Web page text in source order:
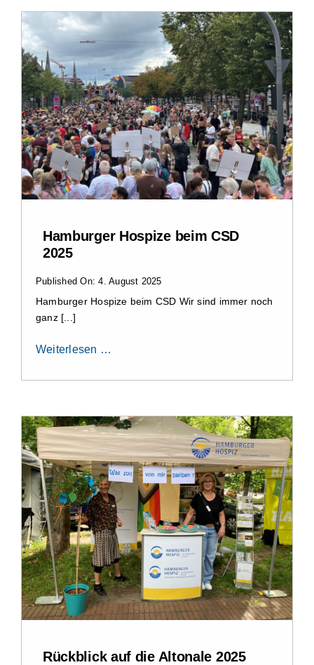
Hamburger Hospize beim CSD
2025
Published On: 4. August 2025
Hamburger Hospize beim CSD Wir sind immer noch
ganz [...]
Weiterlesen …
Rückblick auf die Altonale 2025